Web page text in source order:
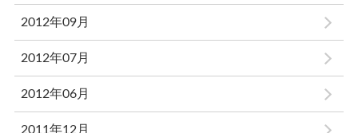
2012年09月
2012年07月
2012年06月
2011年12月